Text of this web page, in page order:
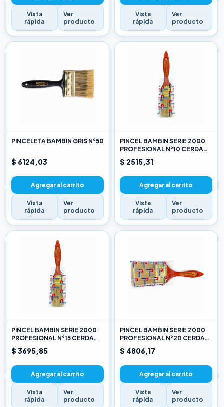
Vista
rápida
Ver
producto
Vista
rápida
Ver
producto
PINCELETA BAMBIN GRIS N°50
$ 6124,03
Agregar al carrito
Vista
rápida
Ver
producto
PINCEL BAMBIN SERIE 2000
PROFESIONAL N°10 CERDA
CHINA BLANCA
$ 2515,31
Agregar al carrito
Vista
rápida
Ver
producto
PINCEL BAMBIN SERIE 2000
PROFESIONAL N°15 CERDA
CHINA BLANCA
$ 3695,85
Agregar al carrito
Vista
rápida
Ver
producto
PINCEL BAMBIN SERIE 2000
PROFESIONAL N°20 CERDA
CHINA BLANCA
$ 4806,17
Agregar al carrito
Vista
rápida
Ver
producto